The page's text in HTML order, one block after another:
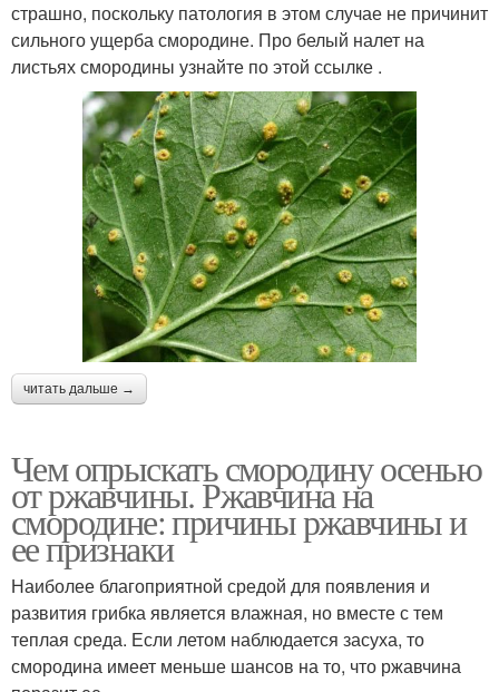
страшно, поскольку патология в этом случае не причинит
сильного ущерба смородине. Про белый налет на
листьях смородины узнайте по этой ссылке .
читать дальше →
Чем опрыскать смородину осенью
от ржавчины. Ржавчина на
смородине: причины ржавчины и
ее признаки
Наиболее благоприятной средой для появления и
развития грибка является влажная, но вместе с тем
теплая среда. Если летом наблюдается засуха, то
смородина имеет меньше шансов на то, что ржавчина